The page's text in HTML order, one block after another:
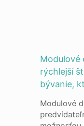
Modulové
rýchlejší
bývanie,
Modulové